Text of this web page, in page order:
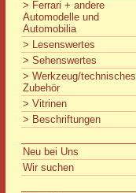
> Ferrari + andere
Automodelle und
Automobilia
> Lesenswertes
> Sehenswertes
> Werkzeug/technisches
Zubehör
> Vitrinen
> Beschriftungen
Neu bei Uns
Wir suchen